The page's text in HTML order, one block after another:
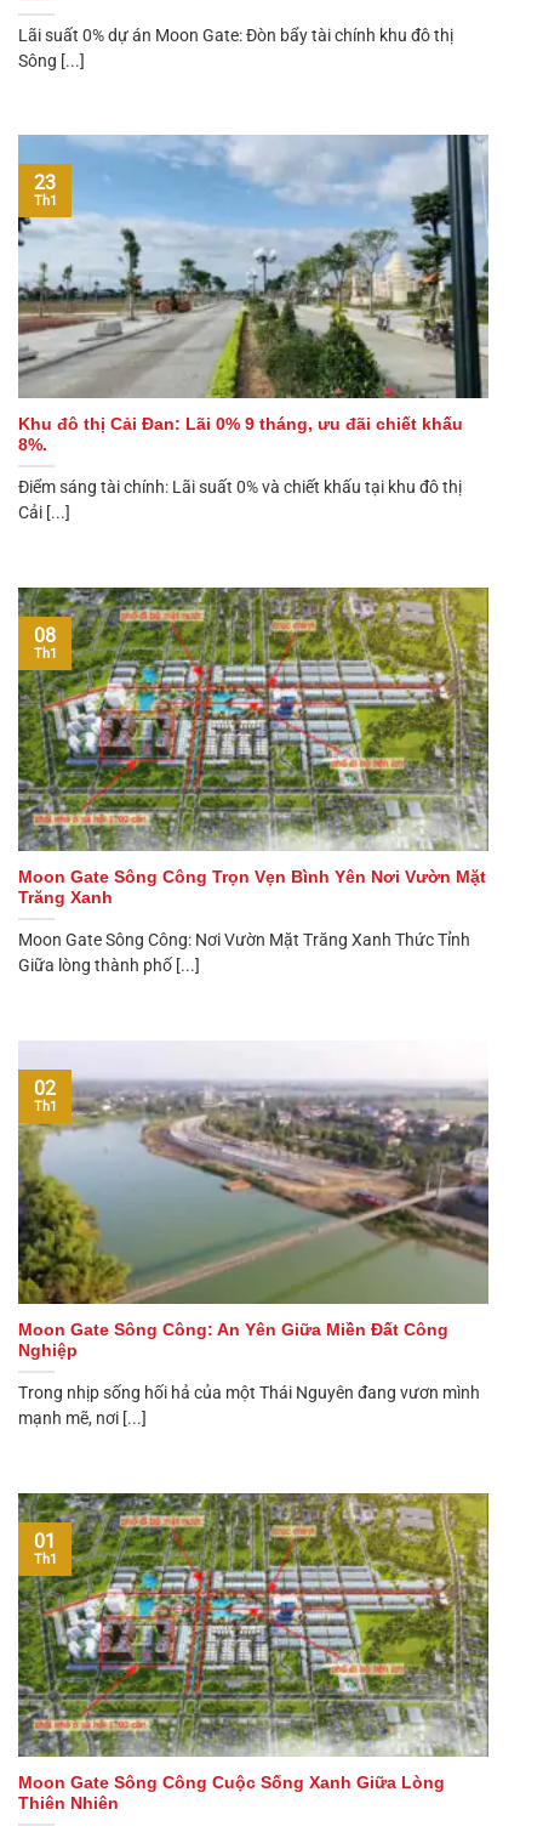
Lãi suất 0% dự án Moon Gate: Đòn bẩy tài chính khu đô thị
Sông [...]
Khu đô thị Cải Đan: Lãi 0% 9 tháng, ưu đãi chiết khấu
8%.
Điểm sáng tài chính: Lãi suất 0% và chiết khấu tại khu đô thị
Cải [...]
23
Th1
Moon Gate Sông Công Trọn Vẹn Bình Yên Nơi Vườn Mặt
Trăng Xanh
Moon Gate Sông Công: Nơi Vườn Mặt Trăng Xanh Thức Tỉnh
Giữa lòng thành phố [...]
08
Th1
Moon Gate Sông Công: An Yên Giữa Miền Đất Công
Nghiệp
Trong nhịp sống hối hả của một Thái Nguyên đang vươn mình
mạnh mẽ, nơi [...]
02
Th1
Moon Gate Sông Công Cuộc Sống Xanh Giữa Lòng
Thiên Nhiên
01
Th1